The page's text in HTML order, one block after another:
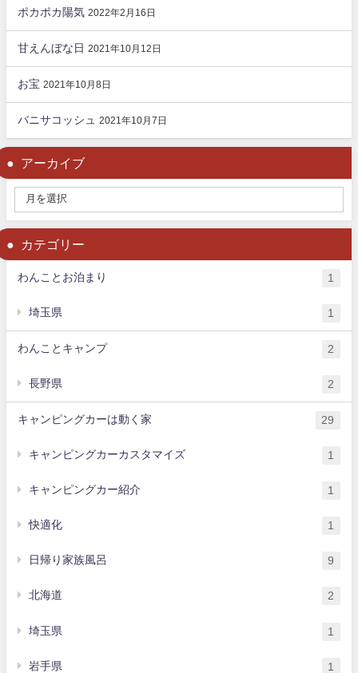
ポカポカ陽気 2022年2月16日
甘えんぼな日 2021年10月12日
お宝 2021年10月8日
バニサコッシュ 2021年10月7日
アーカイブ
カテゴリー
わんことお泊まり 1
埼玉県 1
わんことキャンプ 2
長野県 2
キャンピングカーは動く家 29
キャンピングカーカスタマイズ 1
キャンピングカー紹介 1
快適化 1
日帰り家族風呂 9
北海道 2
埼玉県 1
岩手県 1